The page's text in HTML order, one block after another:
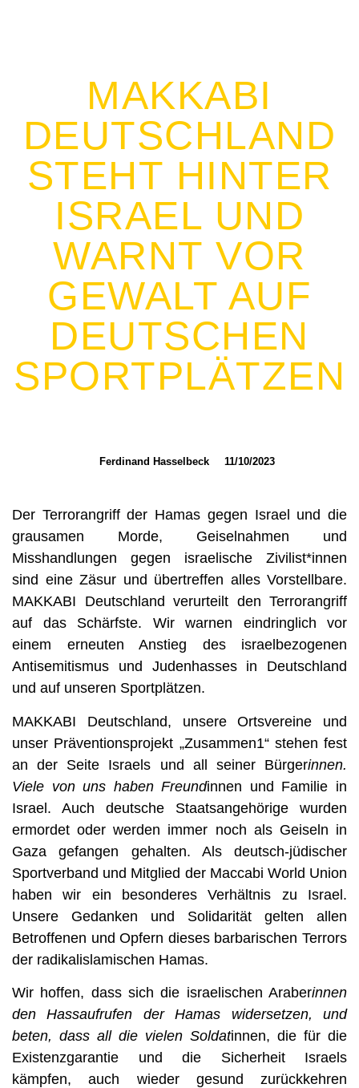
MAKKABI
DEUTSCHLAND
STEHT HINTER
ISRAEL UND
WARNT VOR
GEWALT AUF
DEUTSCHEN
SPORTPLÄTZEN
Ferdinand Hasselbeck 11/10/2023
Der Terrorangriff der Hamas gegen Israel und die
grausamen Morde, Geiselnahmen und
Misshandlungen gegen israelische Zivilist*innen
sind eine Zäsur und übertreffen alles Vorstellbare.
MAKKABI Deutschland verurteilt den Terrorangriff
auf das Schärfste. Wir warnen eindringlich vor
einem erneuten Anstieg des israelbezogenen
Antisemitismus und Judenhasses in Deutschland
und auf unseren Sportplätzen.
MAKKABI Deutschland, unsere Ortsvereine und
unser Präventionsprojekt „Zusammen1“ stehen fest
an der Seite Israels und all seiner Bürgerinnen.
Viele von uns haben Freundinnen und Familie in
Israel. Auch deutsche Staatsangehörige wurden
ermordet oder werden immer noch als Geiseln in
Gaza gefangen gehalten. Als deutsch-jüdischer
Sportverband und Mitglied der Maccabi World Union
haben wir ein besonderes Verhältnis zu Israel.
Unsere Gedanken und Solidarität gelten allen
Betroffenen und Opfern dieses barbarischen Terrors
der radikalislamischen Hamas.
Wir hoffen, dass sich die israelischen Araberinnen
den Hassaufrufen der Hamas widersetzen, und
beten, dass all die vielen Soldatinnen, die für die
Existenzgarantie und die Sicherheit Israels
kämpfen, auch wieder gesund zurückkehren